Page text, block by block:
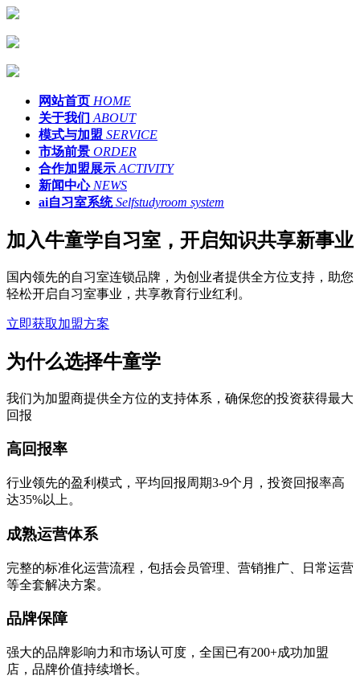
网站首页 HOME
关于我们 ABOUT
模式与加盟 SERVICE
市场前景 ORDER
合作加盟展示 ACTIVITY
新闻中心 NEWS
ai自习室系统 Selfstudyroom system
加入牛童学自习室，开启知识共享新事业
国内领先的自习室连锁品牌，为创业者提供全方位支持，助您
轻松开启自习室事业，共享教育行业红利。
立即获取加盟方案
为什么选择牛童学
我们为加盟商提供全方位的支持体系，确保您的投资获得最大
回报
高回报率
行业领先的盈利模式，平均回报周期3-9个月，投资回报率高
达35%以上。
成熟运营体系
完整的标准化运营流程，包括会员管理、营销推广、日常运营
等全套解决方案。
品牌保障
强大的品牌影响力和市场认可度，全国已有200+成功加盟
店，品牌价值持续增长。